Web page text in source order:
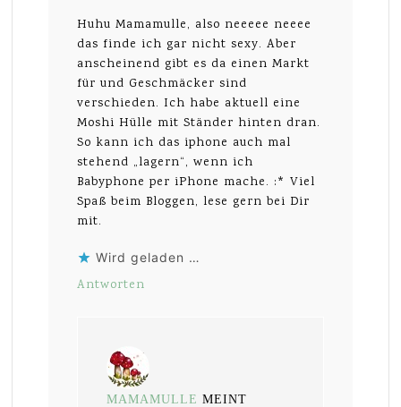
Huhu Mamamulle, also neeeee neeee
das finde ich gar nicht sexy. Aber
anscheinend gibt es da einen Markt
für und Geschmäcker sind
verschieden. Ich habe aktuell eine
Moshi Hülle mit Ständer hinten dran.
So kann ich das iphone auch mal
stehend „lagern“, wenn ich
Babyphone per iPhone mache. :* Viel
Spaß beim Bloggen, lese gern bei Dir
mit.
Wird geladen …
Antworten
MAMAMULLE MEINT